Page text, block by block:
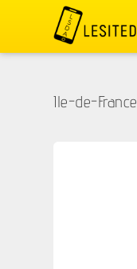
Ile-de-France